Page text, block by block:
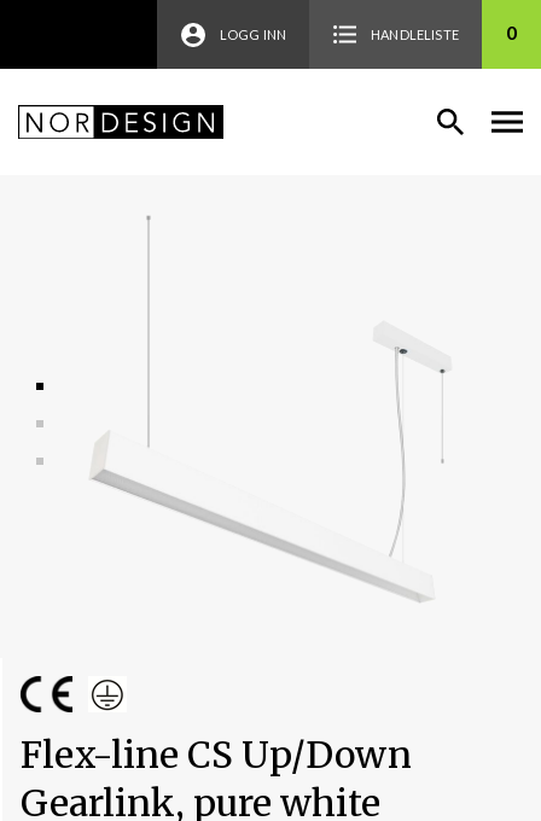
LOGG INN HANDLELISTE 0
Flex-line CS Up/Down
Gearlink, pure white